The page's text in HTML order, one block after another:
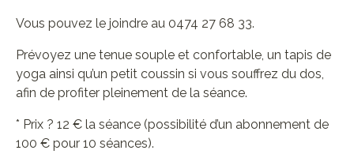
Vous pouvez le joindre au 0474 27 68 33.
Prévoyez une tenue souple et confortable, un tapis de
yoga ainsi qu’un petit coussin si vous souffrez du dos,
afin de profiter pleinement de la séance.
* Prix ? 12 € la séance (possibilité d’un abonnement de
100 € pour 10 séances).